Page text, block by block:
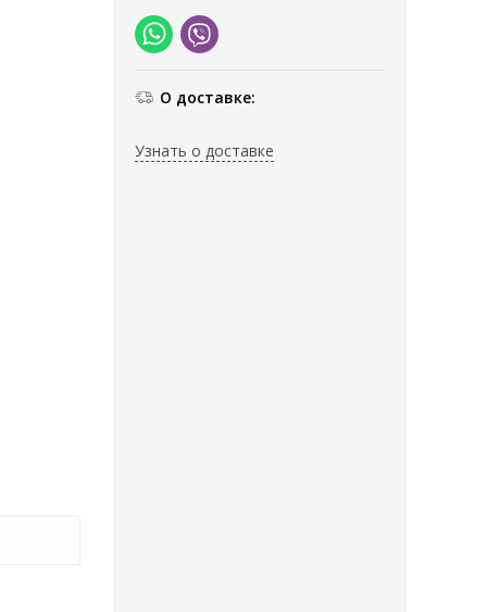
О доставке:
Узнать о доставке